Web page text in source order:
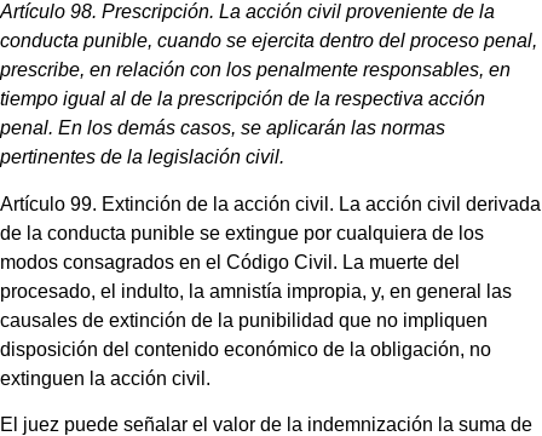
Artículo 98. Prescripción. La acción civil proveniente de la
conducta punible, cuando se ejercita dentro del proceso penal,
prescribe, en relación con los penalmente responsables, en
tiempo igual al de la prescripción de la respectiva acción
penal. En los demás casos, se aplicarán las normas
pertinentes de la legislación civil.
Artículo 99. Extinción de la acción civil. La acción civil derivada
de la conducta punible se extingue por cualquiera de los
modos consagrados en el Código Civil. La muerte del
procesado, el indulto, la amnistía impropia, y, en general las
causales de extinción de la punibilidad que no impliquen
disposición del contenido económico de la obligación, no
extinguen la acción civil.
El juez puede señalar el valor de la indemnización la suma de